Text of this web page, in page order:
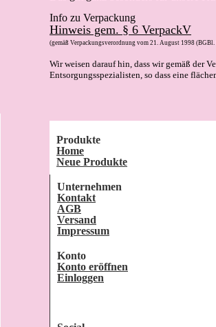
Info zu Verpackung
Hinweis gem. § 6 VerpackV
(gemäß Verpackungsverordnung vom 21. August 1998
Wir weisen darauf hin, dass wir gemäß der
Entsorgungsspezialisten, so dass eine
Produkte
Home
Neue Produkte
Unternehmen
Kontakt
AGB
Versand
Impressum
Konto
Konto eröffnen
Einloggen